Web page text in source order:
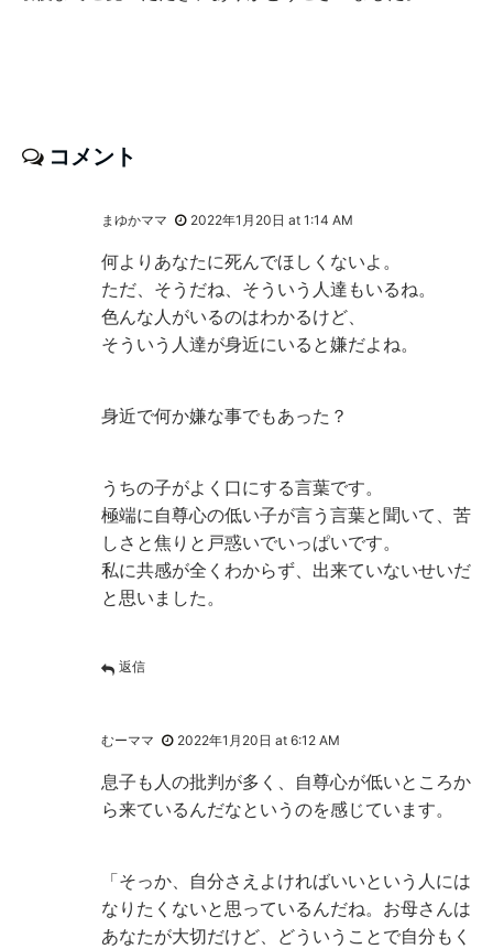
コメント
まゆかママ 2022年1月20日 at 1:14 AM
何よりあなたに死んでほしくないよ。
ただ、そうだね、そういう人達もいるね。
色んな人がいるのはわかるけど、
そういう人達が身近にいると嫌だよね。
身近で何か嫌な事でもあった？
うちの子がよく口にする言葉です。
極端に自尊心の低い子が言う言葉と聞いて、苦
しさと焦りと戸惑いでいっぱいです。
私に共感が全くわからず、出来ていないせいだ
と思いました。
返信
むーママ 2022年1月20日 at 6:12 AM
息子も人の批判が多く、自尊心が低いところか
ら来ているんだなというのを感じています。
「そっか、自分さえよければいいという人には
なりたくないと思っているんだね。お母さんは
あなたが大切だけど、どういうことで自分もく